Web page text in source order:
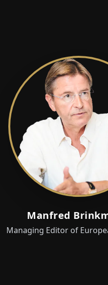
Manfred
Managing Editor of